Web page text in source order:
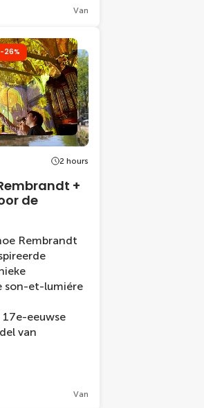
Van
-26%
2 hours
+
de
Rembrandt
son-et-lumiére
eeuwse
van
Van